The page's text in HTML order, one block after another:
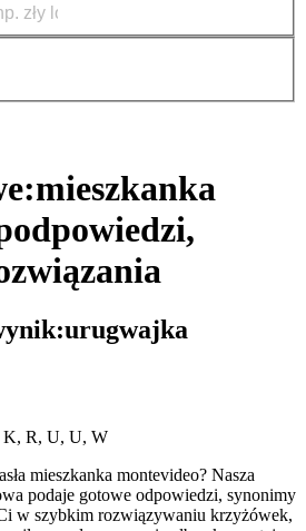
mieszkanka
urugwajka
K, R, U, U, W
mieszkanka montevideo? Nasza
podaje gotowe odpowiedzi, synonimy
w szybkim rozwiązywaniu krzyżówek,